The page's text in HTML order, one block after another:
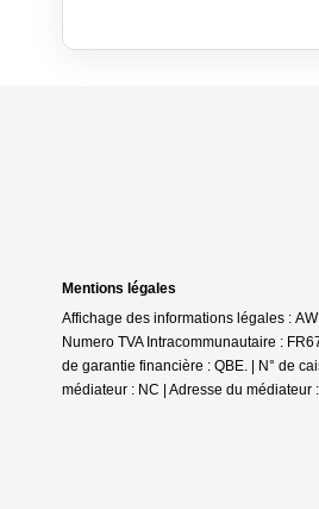
Mentions légales
Affichage des informations légales :
Numero TVA Intracommunautaire :
de garantie financière : QBE. | N° de
médiateur : NC | Adresse du médiateur